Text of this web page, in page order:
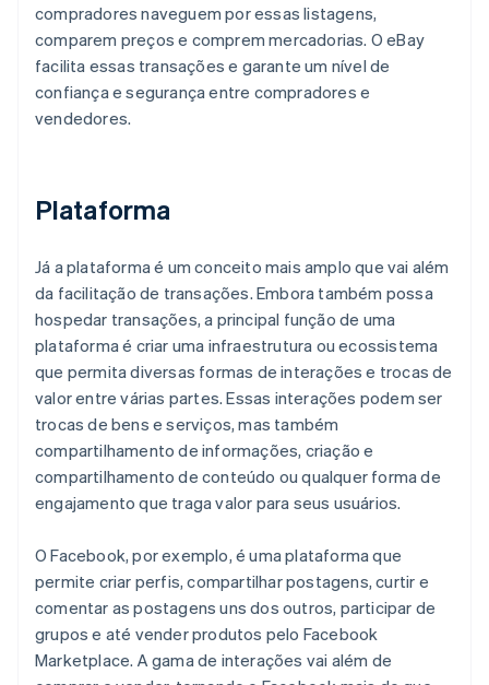
compradores naveguem por essas listagens,
comparem preços e comprem mercadorias. O eBay
facilita essas transações e garante um nível de
confiança e segurança entre compradores e
vendedores.
Plataforma
Já a plataforma é um conceito mais amplo que vai além
da facilitação de transações. Embora também possa
hospedar transações, a principal função de uma
plataforma é criar uma infraestrutura ou ecossistema
que permita diversas formas de interações e trocas de
valor entre várias partes. Essas interações podem ser
trocas de bens e serviços, mas também
compartilhamento de informações, criação e
compartilhamento de conteúdo ou qualquer forma de
engajamento que traga valor para seus usuários.
O Facebook, por exemplo, é uma plataforma que
permite criar perfis, compartilhar postagens, curtir e
comentar as postagens uns dos outros, participar de
grupos e até vender produtos pelo Facebook
Marketplace. A gama de interações vai além de